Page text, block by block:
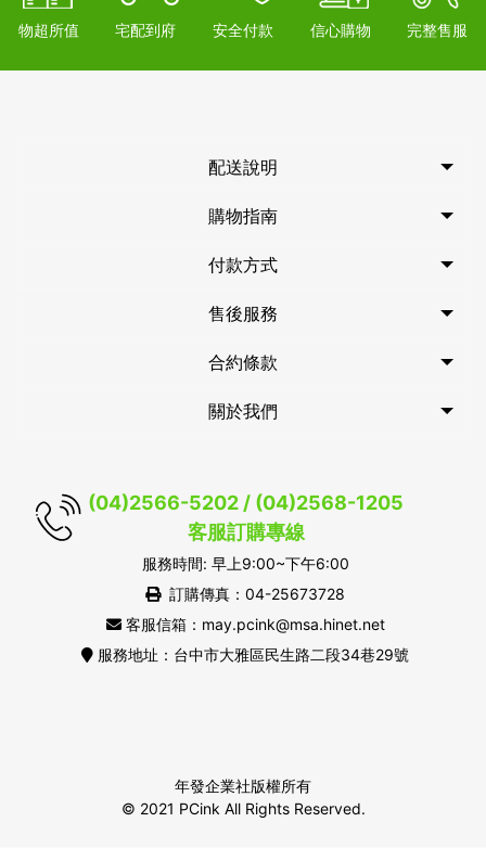
物超所值 宅配到府 安全付款 信心購物 完整售服
配送說明
購物指南
付款方式
售後服務
合約條款
關於我們
(04)2566-5202 / (04)2568-1205
客服訂購專線
服務時間: 早上9:00~下午6:00
訂購傳真：04-25673728
客服信箱：may.pcink@msa.hinet.net
服務地址：台中市大雅區民生路二段34巷29號
年發企業社版權所有
© 2021 PCink All Rights Reserved.